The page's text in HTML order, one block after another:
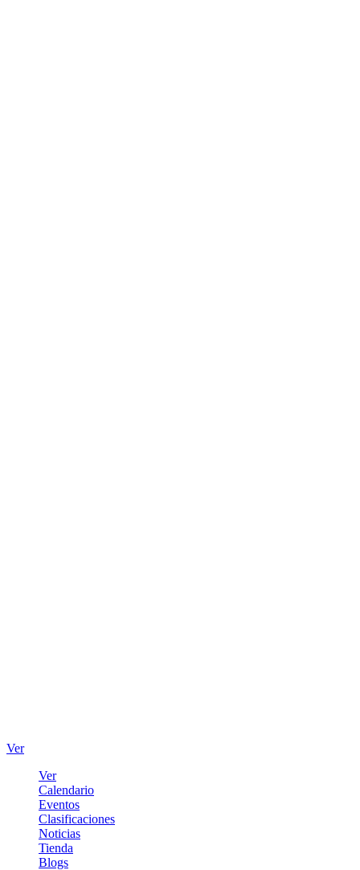
Ver
Ver
Calendario
Eventos
Clasificaciones
Noticias
Tienda
Blogs